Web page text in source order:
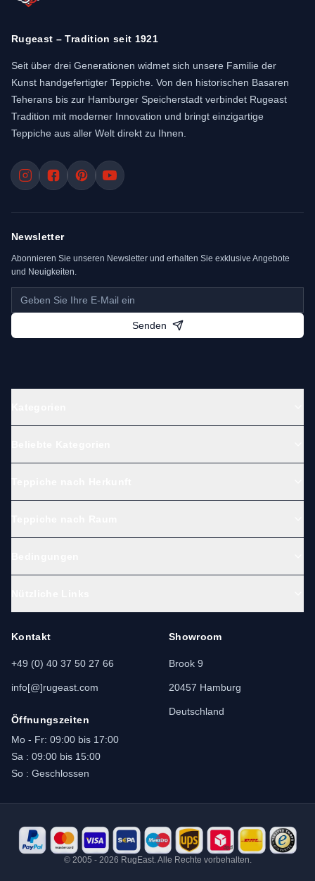
Rugeast – Tradition seit 1921
Seit über drei Generationen widmet sich unsere Familie der
Kunst handgefertigter Teppiche. Von den historischen Basaren
Teherans bis zur Hamburger Speicherstadt verbindet Rugeast
Tradition mit moderner Innovation und bringt einzigartige
Teppiche aus aller Welt direkt zu Ihnen.
Newsletter
Abonnieren Sie unseren Newsletter und erhalten Sie exklusive Angebote
und Neuigkeiten.
Senden
Kontakt
+49 (0) 40 37 50 27 66
info[@]rugeast.com
Öffnungszeiten
Mo - Fr: 09:00 bis 17:00
Sa : 09:00 bis 15:00
So : Geschlossen
Showroom
Brook 9
20457 Hamburg
Deutschland
© 2005 - 2026 RugEast. Alle Rechte vorbehalten.